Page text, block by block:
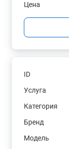
Цена
ID
Услуга
Категория
Бренд
Модель